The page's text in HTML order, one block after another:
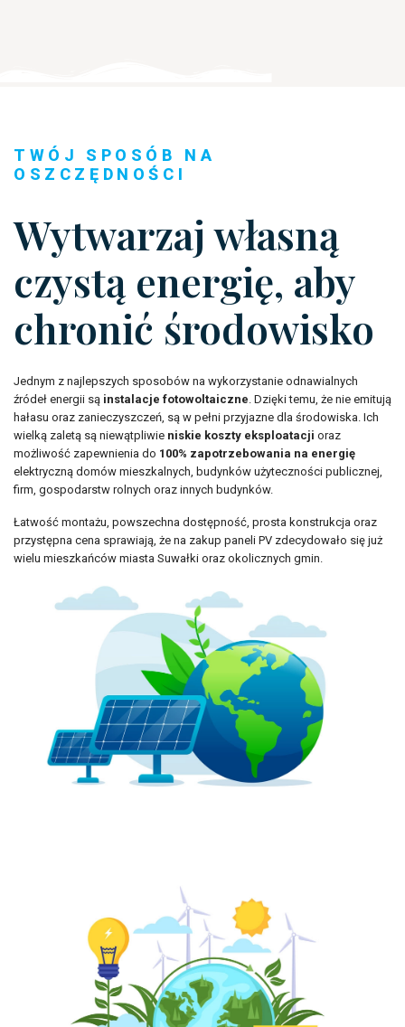
TWÓJ SPOSÓB NA
OSZCZĘDNOŚCI
Wytwarzaj własną
czystą energię, aby
chronić środowisko
Jednym z najlepszych sposobów na wykorzystanie odnawialnych
źródeł energii są instalacje fotowoltaiczne. Dzięki temu, że nie emitują
hałasu oraz zanieczyszczeń, są w pełni przyjazne dla środowiska. Ich
wielką zaletą są niewątpliwie niskie koszty eksploatacji oraz
możliwość zapewnienia do 100% zapotrzebowania na energię
elektryczną domów mieszkalnych, budynków użyteczności publicznej,
firm, gospodarstw rolnych oraz innych budynków.
Łatwość montażu, powszechna dostępność, prosta konstrukcja oraz
przystępna cena sprawiają, że na zakup paneli PV zdecydowało się już
wielu mieszkańców miasta Suwałki oraz okolicznych gmin.